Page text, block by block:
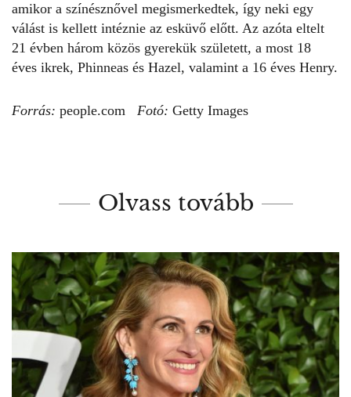
amikor a színésznővel megismerkedtek, így neki egy
válást is kellett intéznie az esküvő előtt. Az azóta eltelt
21 évben három közös gyerekük született, a most 18
éves ikrek, Phinneas és Hazel, valamint a 16 éves Henry.
Forrás: people.com Fotó: Getty Images
Olvass tovább